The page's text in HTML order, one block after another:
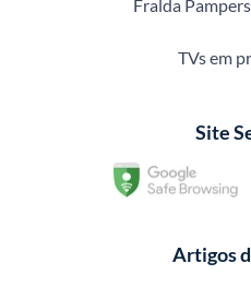
Fralda
TVs em
Site
Artigos